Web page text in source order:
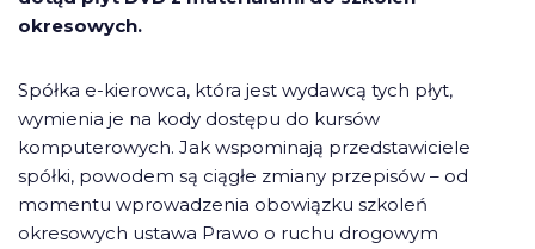
okresowych.
Spółka e-kierowca, która jest wydawcą tych płyt,
wymienia je na kody dostępu do kursów
komputerowych. Jak wspominają przedstawiciele
spółki, powodem są ciągłe zmiany przepisów – od
momentu wprowadzenia obowiązku szkoleń
okresowych ustawa Prawo o ruchu drogowym